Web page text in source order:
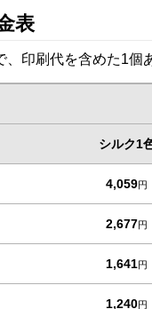
表
、印刷代を含めた1個
シルク1
4,059円
2,677円
1,641円
1,240円